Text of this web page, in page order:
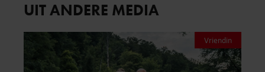
UIT ANDERE MEDIA
Vriendin